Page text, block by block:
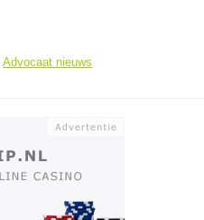
Advocaat nieuws